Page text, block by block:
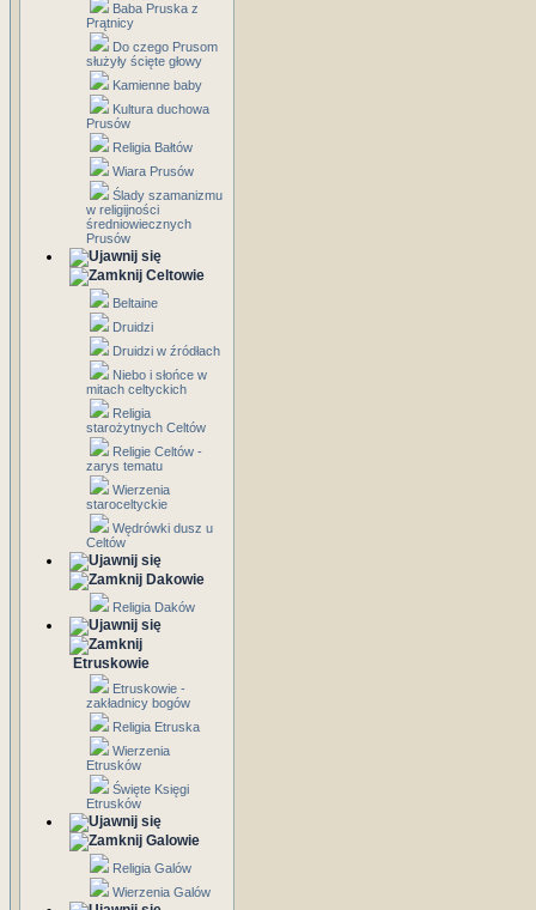
Baba Pruska z
Prątnicy
Do czego Prusom
służyły ścięte głowy
Kamienne baby
Kultura duchowa
Prusów
Religia Bałtów
Wiara Prusów
Ślady szamanizmu
w religijności
średniowiecznych
Prusów
Celtowie
Beltaine
Druidzi
Druidzi w źródłach
Niebo i słońce w
mitach celtyckich
Religia
starożytnych Celtów
Religie Celtów -
zarys tematu
Wierzenia
staroceltyckie
Wędrówki dusz u
Celtów
Dakowie
Religia Daków
Etruskowie
Etruskowie -
zakładnicy bogów
Religia Etruska
Wierzenia
Etrusków
Święte Księgi
Etrusków
Galowie
Religia Galów
Wierzenia Galów